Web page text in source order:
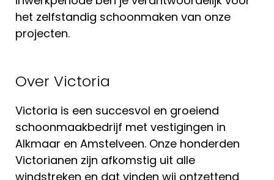
het zelfstandig schoonmaken van onze
projecten.
Over Victoria
Victoria is een succesvol en groeiend
schoonmaakbedrijf met vestigingen in
Alkmaar en Amstelveen. Onze honderden
Victorianen zijn afkomstig uit alle
windstreken en dat vinden wij ontzettend